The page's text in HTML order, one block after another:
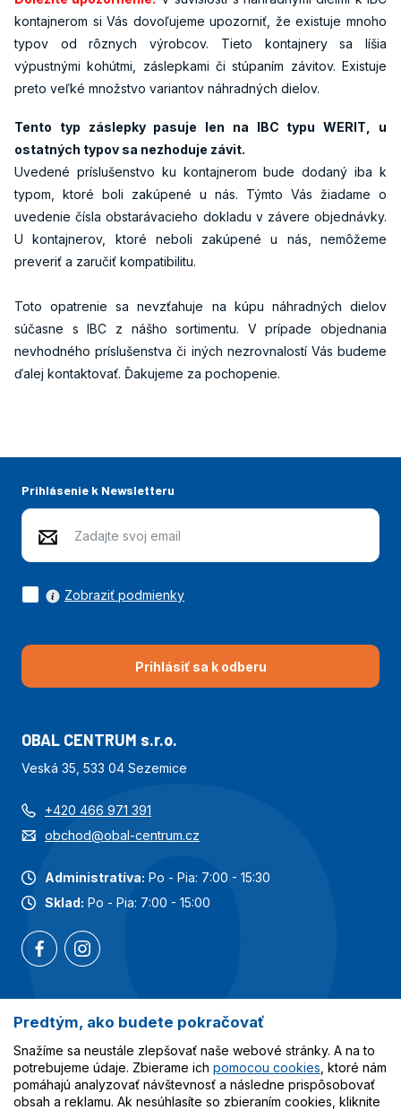
kontajnerom si Vás dovoľujeme upozorniť, že existuje mnoho
typov od rôznych výrobcov. Tieto kontajnery sa líšia
výpustnými kohútmi, záslepkami či stúpaním závitov. Existuje
preto veľké množstvo variantov náhradných dielov.
Tento typ záslepky pasuje len na IBC typu WERIT, u
ostatných typov sa nezhoduje závit.
Uvedené príslušenstvo ku kontajnerom bude dodaný iba k
typom, ktoré boli zakúpené u nás. Týmto Vás žiadame o
uvedenie čísla obstarávacieho dokladu v závere objednávky.
U kontajnerov, ktoré neboli zakúpené u nás, nemôžeme
preveriť a zaručiť kompatibilitu.
Toto opatrenie sa nevzťahuje na kúpu náhradných dielov
súčasne s IBC z nášho sortimentu. V prípade objednania
nevhodného príslušenstva či iných nezrovnalostí Vás budeme
ďalej kontaktovať. Ďakujeme za pochopenie.
Prihlásenie k Newsletteru
Prihlásiť sa k odberu
Zobraziť podmienky
OBAL CENTRUM s.r.o.
Veská 35, 533 04 Sezemice
+420 466 971 391
obchod@obal-centrum.cz
Administratíva: Po - Pia: 7:00 - 15:30
Sklad: Po - Pia: 7:00 - 15:00
Najobľúbenejšie kategórie
Služby
Predtým, ako budete pokračovať
Snažíme sa neustále zlepšovať naše webové stránky. A na to
potrebujeme údaje. Zbierame ich pomocou cookies , ktoré nám
pomáhajú analyzovať návštevnosť a následne prispôsobovať
obsah a reklamu. Ak nesúhlasíte so zbieraním cookies, kliknite